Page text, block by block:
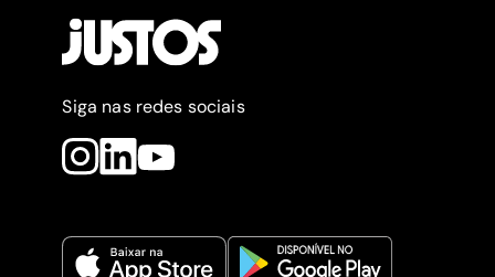
Siga nas redes sociais